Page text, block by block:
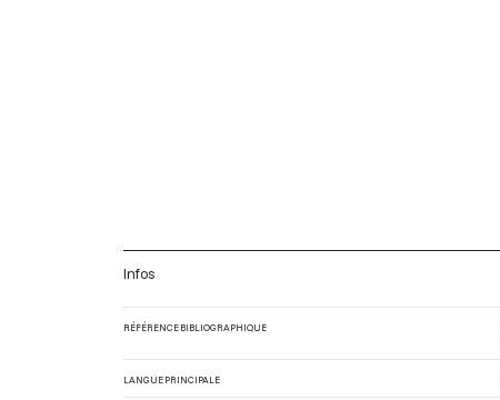
Infos
RÉFÉRENCE BIBLIOGRAPHIQUE
LANGUE PRINCIPALE